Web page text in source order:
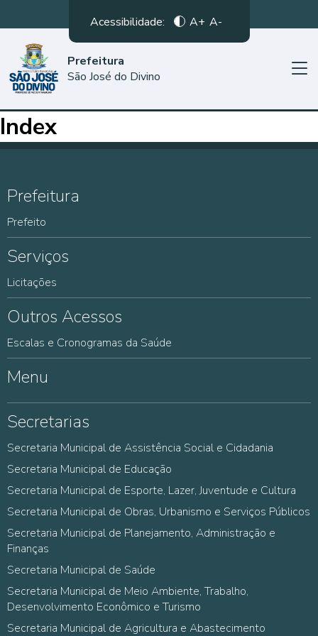
Acessibilidade: A+ A-
Prefeitura
São José do Divino
Index
Prefeitura
Prefeito
Serviços
Licitações
Outros Acessos
Escalas e Cronogramas da Saúde
Menu
Secretarias
Secretaria Municipal de Assistência Social e Cidadania
Secretaria Municipal de Educação
Secretaria Municipal de Esporte, Lazer, Juventude e Cultura
Secretaria Municipal de Obras, Urbanismo e Serviços Públicos
Secretaria Municipal de Planejamento, Administração e
Finanças
Secretaria Municipal de Saúde
Secretaria Municipal de Meio Ambiente, Trabalho,
Desenvolvimento Econômico e Turismo
Secretaria Municipal de Agricultura e Abastecimento